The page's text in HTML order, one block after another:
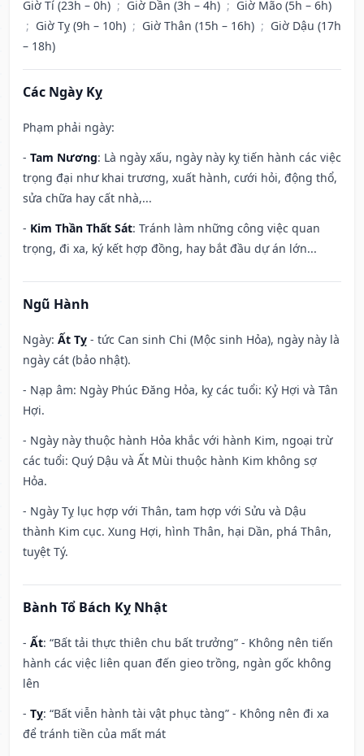
Giờ Tí (23h – 0h) ; Giờ Dần (3h – 4h) ; Giờ Mão (5h – 6h)
; Giờ Tỵ (9h – 10h) ; Giờ Thân (15h – 16h) ; Giờ Dậu (17h
– 18h)
Các Ngày Kỵ
Phạm phải ngày:
- Tam Nương: Là ngày xấu, ngày này kỵ tiến hành các việc
trọng đại như khai trương, xuất hành, cưới hỏi, động thổ,
sửa chữa hay cất nhà,...
- Kim Thần Thất Sát: Tránh làm những công việc quan
trọng, đi xa, ký kết hợp đồng, hay bắt đầu dự án lớn...
Ngũ Hành
Ngày: Ất Tỵ - tức Can sinh Chi (Mộc sinh Hỏa), ngày này là
ngày cát (bảo nhật).
- Nạp âm: Ngày Phúc Đăng Hỏa, kỵ các tuổi: Kỷ Hợi và Tân
Hợi.
- Ngày này thuộc hành Hỏa khắc với hành Kim, ngoại trừ
các tuổi: Quý Dậu và Ất Mùi thuộc hành Kim không sợ
Hỏa.
- Ngày Tỵ lục hợp với Thân, tam hợp với Sửu và Dậu
thành Kim cục. Xung Hợi, hình Thân, hại Dần, phá Thân,
tuyệt Tý.
Bành Tổ Bách Kỵ Nhật
- Ất: “Bất tải thực thiên chu bất trưởng” - Không nên tiến
hành các việc liên quan đến gieo trồng, ngàn gốc không
lên
- Tỵ: “Bất viễn hành tài vật phục tàng” - Không nên đi xa
để tránh tiền của mất mát